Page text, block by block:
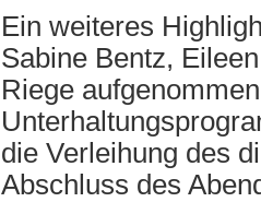
Ein weiteres
Sabine Bentz,
Riege
die Verleihung des
Abschluss des